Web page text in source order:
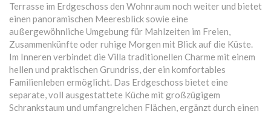
Terrasse im Erdgeschoss den Wohnraum noch weiter und bietet
einen panoramischen Meeresblick sowie eine
außergewöhnliche Umgebung für Mahlzeiten im Freien,
Zusammenkünfte oder ruhige Morgen mit Blick auf die Küste.
Im Inneren verbindet die Villa traditionellen Charme mit einem
hellen und praktischen Grundriss, der ein komfortables
Familienleben ermöglicht. Das Erdgeschoss bietet eine
separate, voll ausgestattete Küche mit großzügigem
Schrankstaum und umfangreichen Flächen, ergänzt durch einen